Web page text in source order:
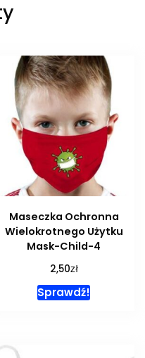
Maseczka Ochronna
Wielokrotnego Użytku
Mask-Child-4
2,50zł
Sprawdź!